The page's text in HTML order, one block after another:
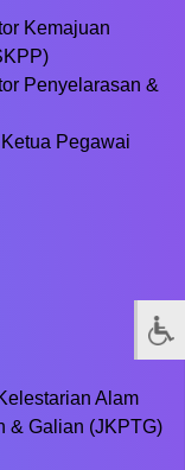
Kemajuan
Penyelarasan &
Pegawai
Alam
& Galian (JKPTG)